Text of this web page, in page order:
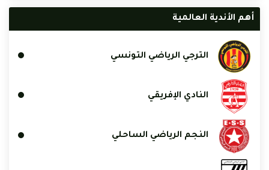
أهم الأندية العالمية
الترجي الرياضي التونسي
النادي الإفريقي
النجم الرياضي الساحلي